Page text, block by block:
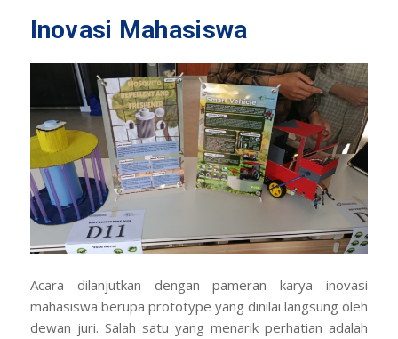
Inovasi Mahasiswa
Acara dilanjutkan dengan pameran karya inovasi
mahasiswa berupa prototype yang dinilai langsung oleh
dewan juri. Salah satu yang menarik perhatian adalah